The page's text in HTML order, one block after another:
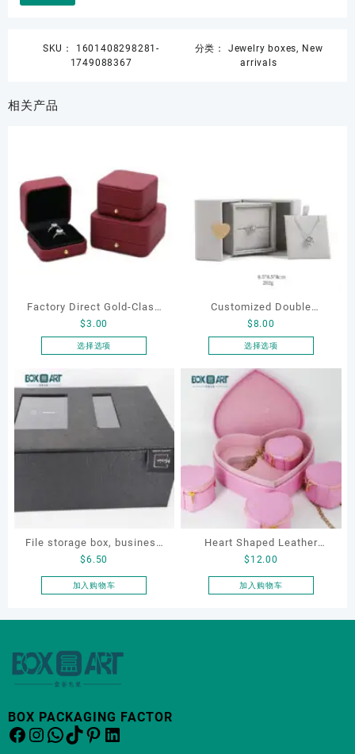
SKU： 1601408298281-
1749088367
分类： Jewelry boxes, New
arrivals
相关产品
Factory Direct Gold-Clasp
Round-Corner Jewelry
Bracelet & Earring
Organizers
$3.00
选择选项
品
有
多
在
品
页
面
上
些
选
Customized Double
Opening Luxury Package
Jewellery Packaging Ring
Bracelet Necklace Earrings
Box Custom Jewelry
$8.00
选择选项
产
多
种
变
体。
可
产
品
页
面
上
File storage box, business
card storage box, storage
box
$6.50
加入购物车
Heart Shaped Leather
Cosmetic Bag, Cosmetic
Gift Bag, Heart Shaped
$ 12.00
加入购物车
BOX PACKAGING FACTOR
Facebook
Instagram
WhatsApp
TikTok
Pinterest
LinkedIn